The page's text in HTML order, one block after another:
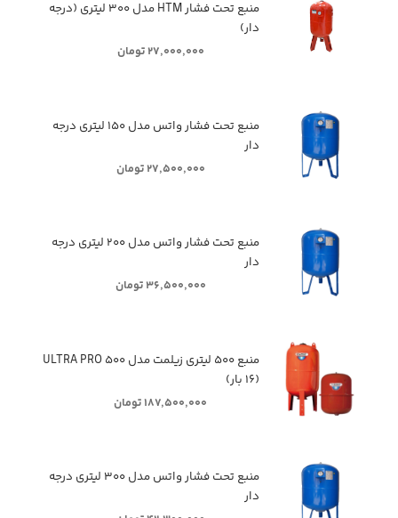
منبع تحت فشار HTM مدل ۳۰۰ لیتری (درجه
دار)
۲۷,۰۰۰,۰۰۰ تومان
منبع تحت فشار واتس مدل ۱۵۰ لیتری درجه
دار
۲۷,۵۰۰,۰۰۰ تومان
منبع تحت فشار واتس مدل ۲۰۰ لیتری درجه
دار
۳۶,۵۰۰,۰۰۰ تومان
منبع ۵۰۰ لیتری زیلمت مدل ULTRA PRO ۵۰۰
(۱۶ بار)
۱۸۷,۵۰۰,۰۰۰ تومان
منبع تحت فشار واتس مدل ۳۰۰ لیتری درجه
دار